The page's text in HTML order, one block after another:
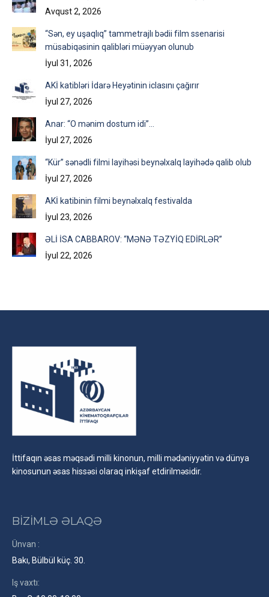
Avqust 2, 2026
“Sən, ey uşaqlıq” tammetrajlı bədii film ssenarisi
müsabiqəsinin qalibləri müəyyən olunub
İyul 31, 2026
AKİ katibləri İdarə Heyətinin iclasını çağırır
İyul 27, 2026
Anar: “O mənim dostum idi”…
İyul 27, 2026
“Kür” sənədli filmi layihəsi beynəlxalq layihədə qalib olub
İyul 27, 2026
AKİ katibinin filmi beynəlxalq festivalda
İyul 23, 2026
ƏLİ İSA CABBAROV: “MƏNƏ TƏZYİQ EDİRLƏR”
İyul 22, 2026
İttifaqın əsas məqsədi milli kinonun, milli mədəniyyətin və dünya
kinosunun əsas hissəsi olaraq inkişaf etdirilməsidir.
BİZİMLƏ ƏLAQƏ
Ünvan :
Bakı, Bülbül küç. 30.
Iş vaxtı: